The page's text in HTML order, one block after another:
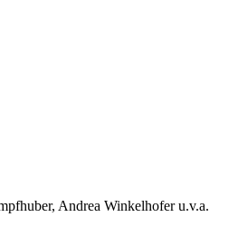
Andrea Winkelhofer u.v.a.